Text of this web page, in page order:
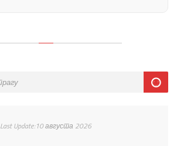
Last Update:10 августа 2026